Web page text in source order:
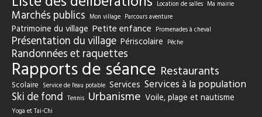
Location de salles Ma mairie
Marchés publics Mon village Parcours aventure
Patrimoine du village Petite enfance Promenades à cheval
Présentation du village Périscolaire Pêche
Randonnées et raquettes
Rapports de séance Restaurants
Scolaire Service de l'eau potable Services Services à la population
Ski de fond Tennis Urbanisme Voile, plage et nautisme
Yoga et Tai-Chi